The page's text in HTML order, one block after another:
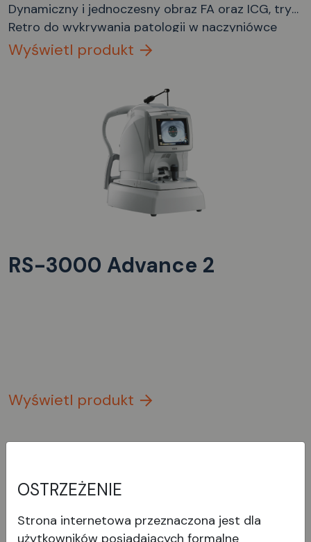
Dynamiczny i jednoczesny obraz FA oraz ICG, tryb
Retro do wykrywania patologii w naczyniówce
oraz ultraszeroki skan OCT 16,5 mm.
Wyświetl produkt
RS-3000 Advance 2
Wyświetl produkt
OSTRZEŻENIE
Strona internetowa przeznaczona jest dla
użytkowników posiadających formalne